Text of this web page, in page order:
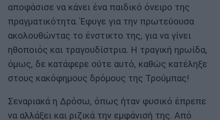
αποφάσισε να κάνει ένα παιδικό όνειρο της
πραγματικότητα. Έφυγε για την πρωτεύουσα
ακολουθώντας το ένστικτο της, για να γίνει
ηθοποιός και τραγουδίστρια. Η τραγική ηρωίδα,
όμως, δε κατάφερε ούτε αυτό, καθώς κατέληξε
στους κακόφημους δρόμους της Τρούμπας!
Σεναριακά η Δρόσω, όπως ήταν φυσικό έπρεπε
να αλλάξει και ριζικά την εμφάνισή της. Από